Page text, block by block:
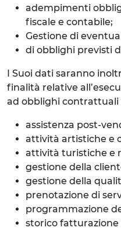
adempimenti
fiscale e contabile;
Gestione di
di obblighi previsti
I Suoi dati saranno
finalità relative
ad obblighi
assistenza post-
attività artistiche e
attività turistiche e
gestione della
gestione della
prenotazione di
programmazione
storico fatturazione